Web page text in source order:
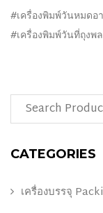
#เครื่องพิมพ์วันหมดอ
#เครื่องพิมพ์วันที่ถุงพ
CATEGORIES
เครื่องบรรจุ